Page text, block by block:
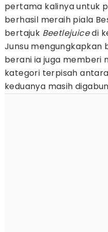
pertama kalinya untuk
berhasil meraih piala
bertajuk Beetlejuicedi
Junsu mengungkapkan
berani ia juga memberi
kategori terpisah
keduanya masih